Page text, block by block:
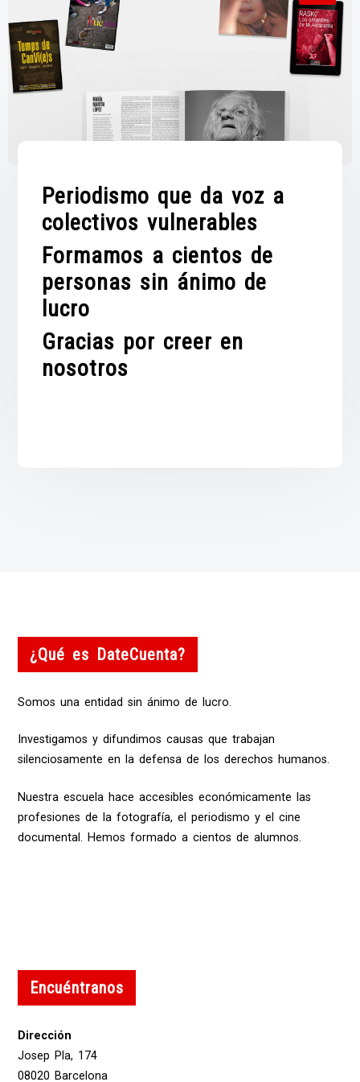
Periodismo que da voz a
colectivos vulnerables
Formamos a cientos de
personas sin ánimo de
lucro
Gracias por creer en
nosotros
¿Qué es DateCuenta?
Somos una entidad sin ánimo de lucro.
Investigamos y difundimos causas que trabajan
silenciosamente en la defensa de los derechos humanos.
Nuestra escuela hace accesibles económicamente las
profesiones de la fotografía, el periodismo y el cine
documental. Hemos formado a cientos de alumnos.
Encuéntranos
Dirección
Josep Pla, 174
08020 Barcelona